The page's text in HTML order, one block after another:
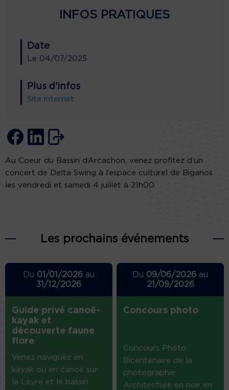
INFOS PRATIQUES
Date
Le 04/07/2025
Plus d'infos
Site internet
Au Coeur du Bassin d’Arcachon, venez profitez d’un
concert de Delta Swing à l’espace culturel de Biganos
les vendredi et samedi 4 juillet à 21h00.
Les prochains événements
Du 01/01/2026au
31/12/2026
Guide privé canoë-
kayak et
découverte faune
flore
Venez naviguez en
kayak ou en canoë sur
la Leyre et le bassin
Du 09/06/2026 au
21/09/2026
Concours photo
Concours Photo
Bicentenaire de la
photographie
Architecture en noir en